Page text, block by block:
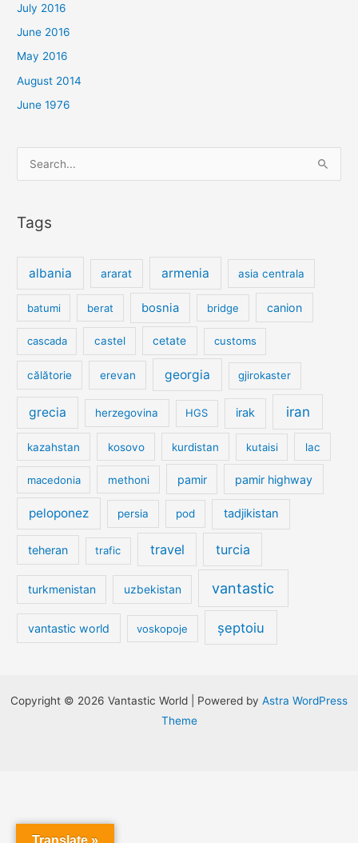
July 2016
June 2016
May 2016
August 2014
June 1976
for:
Tags
albania ararat armenia asia centrala
batumi berat bosnia bridge canion
cascada castel cetate customs
călătorie erevan georgia gjirokaster
grecia herzegovina HGS irak iran
kazahstan kosovo kurdistan kutaisi lac
macedonia methoni pamir pamir highway
peloponez persia pod tadjikistan
teheran trafic travel turcia
turkmenistan uzbekistan vantastic
vantastic world voskopoje șeptoiu
Copyright © 2026 Vantastic World | Powered by Astra WordPress
Theme
Translate »